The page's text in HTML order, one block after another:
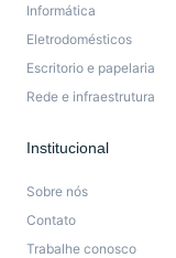
Informática
Eletrodomésticos
Escritorio e papelaria
Rede e infraestrutura
Institucional
Sobre nós
Contato
Trabalhe conosco